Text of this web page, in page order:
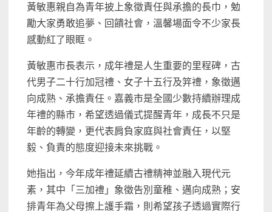
黃敏惠親自為青年披上象徵責任與承擔的長巾，勉
勵大家勇敢追夢、回饋社會，溫馨場面令不少家長
感動紅了眼眶。
黃敏惠市長表示，成年禮是人生重要的里程碑，古
代男子二十行加冠禮、女子十五行及笄禮，象徵邁
向成熟、承擔責任。嘉義市是全國少數持續辦理成
年禮的縣市，希望透過儀式提醒青年，成長不只是
年齡的轉變，更代表肩負家庭與社會責任，以堅
毅、負責的態度迎接未來挑戰。
她指出，今年成年禮延續古禮精神並融入現代元
素，其中「三加禮」象徵告別童稚、邁向成熟；安
排青年為父母擦上護手霜，則希望孩子透過實際行